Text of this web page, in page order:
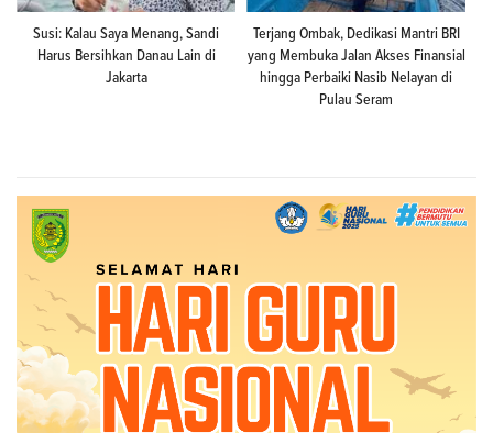
Susi: Kalau Saya Menang, Sandi
Harus Bersihkan Danau Lain di
Jakarta
Terjang Ombak, Dedikasi Mantri BRI
yang Membuka Jalan Akses Finansial
hingga Perbaiki Nasib Nelayan di
Pulau Seram